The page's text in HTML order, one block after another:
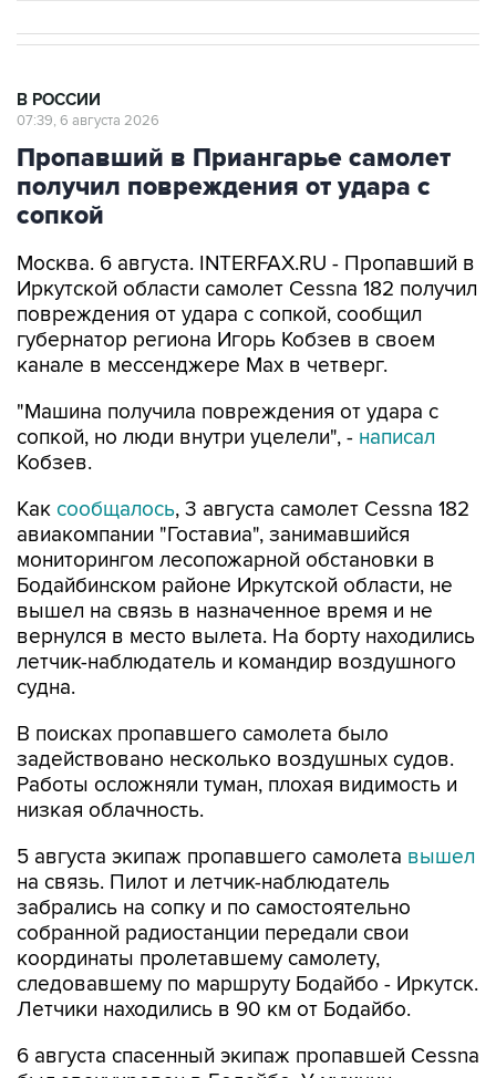
В РОССИИ
07:39, 6 августа 2026
Пропавший в Приангарье самолет
получил повреждения от удара с
сопкой
Москва. 6 августа. INTERFAX.RU - Пропавший в
Иркутской области самолет Cessna 182 получил
повреждения от удара с сопкой, сообщил
губернатор региона Игорь Кобзев в своем
канале в мессенджере Мах в четверг.
"Машина получила повреждения от удара с
сопкой, но люди внутри уцелели", - написал
Кобзев.
Как сообщалось, 3 августа самолет Cessna 182
авиакомпании "Гоставиа", занимавшийся
мониторингом лесопожарной обстановки в
Бодайбинском районе Иркутской области, не
вышел на связь в назначенное время и не
вернулся в место вылета. На борту находились
летчик-наблюдатель и командир воздушного
судна.
В поисках пропавшего самолета было
задействовано несколько воздушных судов.
Работы осложняли туман, плохая видимость и
низкая облачность.
5 августа экипаж пропавшего самолета вышел
на связь. Пилот и летчик-наблюдатель
забрались на сопку и по самостоятельно
собранной радиостанции передали свои
координаты пролетавшему самолету,
следовавшему по маршруту Бодайбо - Иркутск.
Летчики находились в 90 км от Бодайбо.
6 августа спасенный экипаж пропавшей Cessna